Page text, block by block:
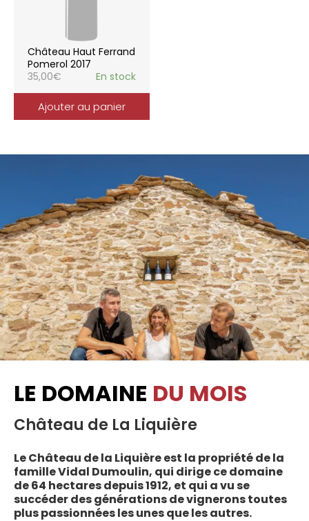
Château Haut Ferrand
Pomerol 2017
35,00€ En stock
Ajouter au panier
LE DOMAINE DU MOIS
Château de La Liquière
Le Château de la Liquière est la propriété de la
famille Vidal Dumoulin, qui dirige ce domaine
de 64 hectares depuis 1912, et qui a vu se
succéder des générations de vignerons toutes
plus passionnées les unes que les autres.